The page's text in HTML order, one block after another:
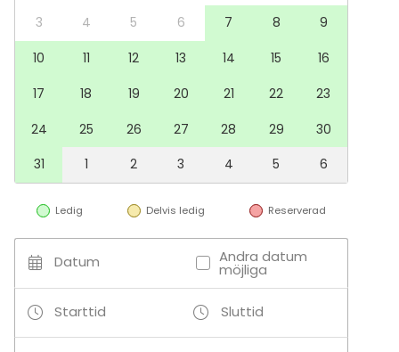
Lokal
Mötesrum
Tilläggsuppgifter om tjänster och faciliteter
Tila toimii Compass Groupin ravintola Salvian
kabinettina.
3
4 5 6 7 8
9
10
11 12 13 14 15
16
17
18 19 20 21 22
23
24
25 26 27 28 29
30
31
1 2 3 4 5 6
Ledig Delvis ledig Reserverad
Datum Andra datum
möjliga
Starttid Sluttid